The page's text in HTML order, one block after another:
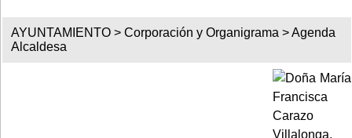
AYUNTAMIENTO >Corporación y Organigrama >Agenda
Alcaldesa